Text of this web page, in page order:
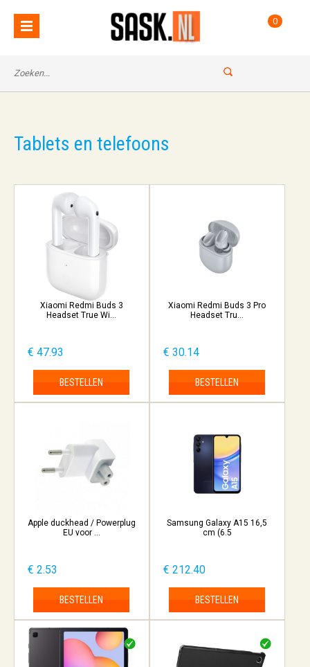
0
Tablets en telefoons
Xiaomi Redmi Buds 3
Headset True Wi...
€ 47.93
BESTELLEN
Xiaomi Redmi Buds 3 Pro
Headset Tru...
€ 30.14
BESTELLEN
Apple duckhead / Powerplug
EU voor ...
€ 2.53
BESTELLEN
Samsung Galaxy A15 16,5
cm (6.5
€ 212.40
BESTELLEN